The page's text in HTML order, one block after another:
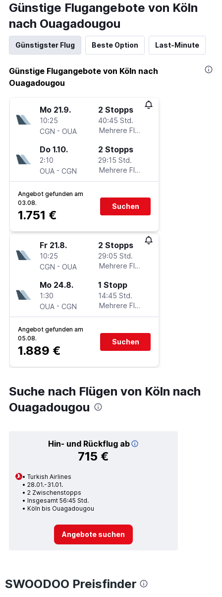
Günstige Flugangebote von Köln
nach Ouagadougou
Günstigster Flug Beste Option Last-Minute
Günstige Flugangebote von Köln nach
Ouagadougou
Mo 21.9.
10:25
CGN - OUA
2 Stopps
40:45 Std.
Mehrere Fluglinien
Do 1.10.
2:10
OUA - CGN
2 Stopps
29:15 Std.
Mehrere Fluglinien
Angebot gefunden am
03.08.
1.751 €
Suchen
Fr 21.8.
10:25
CGN - OUA
2 Stopps
29:05 Std.
Mehrere Fluglinien
Mo 24.8.
1:30
OUA - CGN
1 Stopp
14:45 Std.
Mehrere Fluglinien
Angebot gefunden am
05.08.
1.889 €
Suchen
Suche nach Flügen von Köln nach
Ouagadougou
Hin- und Rückflug ab
715 €
Turkish Airlines
28.01.-31.01.
2 Zwischenstopps
Insgesamt 56:45 Std.
Köln bis Ouagadougou
Angebote suchen
SWOODOO Preisfinder